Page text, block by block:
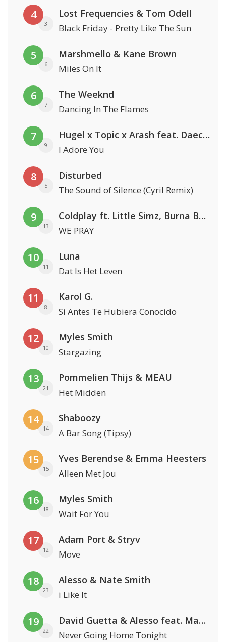
4
3
Lost Frequencies & Tom Odell
Black Friday - Pretty Like The Sun
5
6
Marshmello & Kane Brown
Miles On It
6
7
The Weeknd
Dancing In The Flames
7
9
Hugel x Topic x Arash feat. Daecolm
I Adore You
8
5
Disturbed
The Sound of Silence (Cyril Remix)
9
13
Coldplay ft. Little Simz, Burna Boy, Elyanna & Tini
WE PRAY
10
11
Luna
Dat Is Het Leven
11
8
Karol G.
Si Antes Te Hubiera Conocido
12
10
Myles Smith
Stargazing
13
21
Pommelien Thijs & MEAU
Het Midden
14
14
Shaboozy
A Bar Song (Tipsy)
15
15
Yves Berendse & Emma Heesters
Alleen Met Jou
16
18
Myles Smith
Wait For You
17
12
Adam Port & Stryv
Move
18
23
Alesso & Nate Smith
i Like It
19
22
David Guetta & Alesso feat. Madison Love
Never Going Home Tonight